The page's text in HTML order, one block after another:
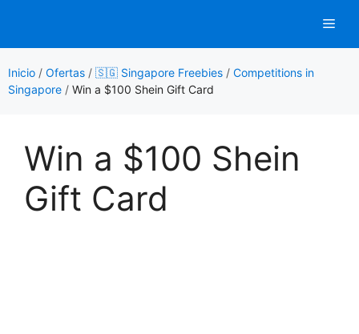
contenido
Inicio / Ofertas / 🇸🇬 Singapore Freebies / Competitions in
Singapore / Win a $100 Shein Gift Card
Win a $100 Shein
Gift Card